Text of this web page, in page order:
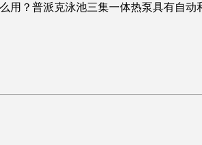
？普派克泳池三集一体热泵具有自动